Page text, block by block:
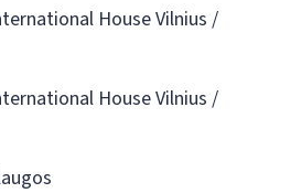
House Vilnius /
House Vilnius /